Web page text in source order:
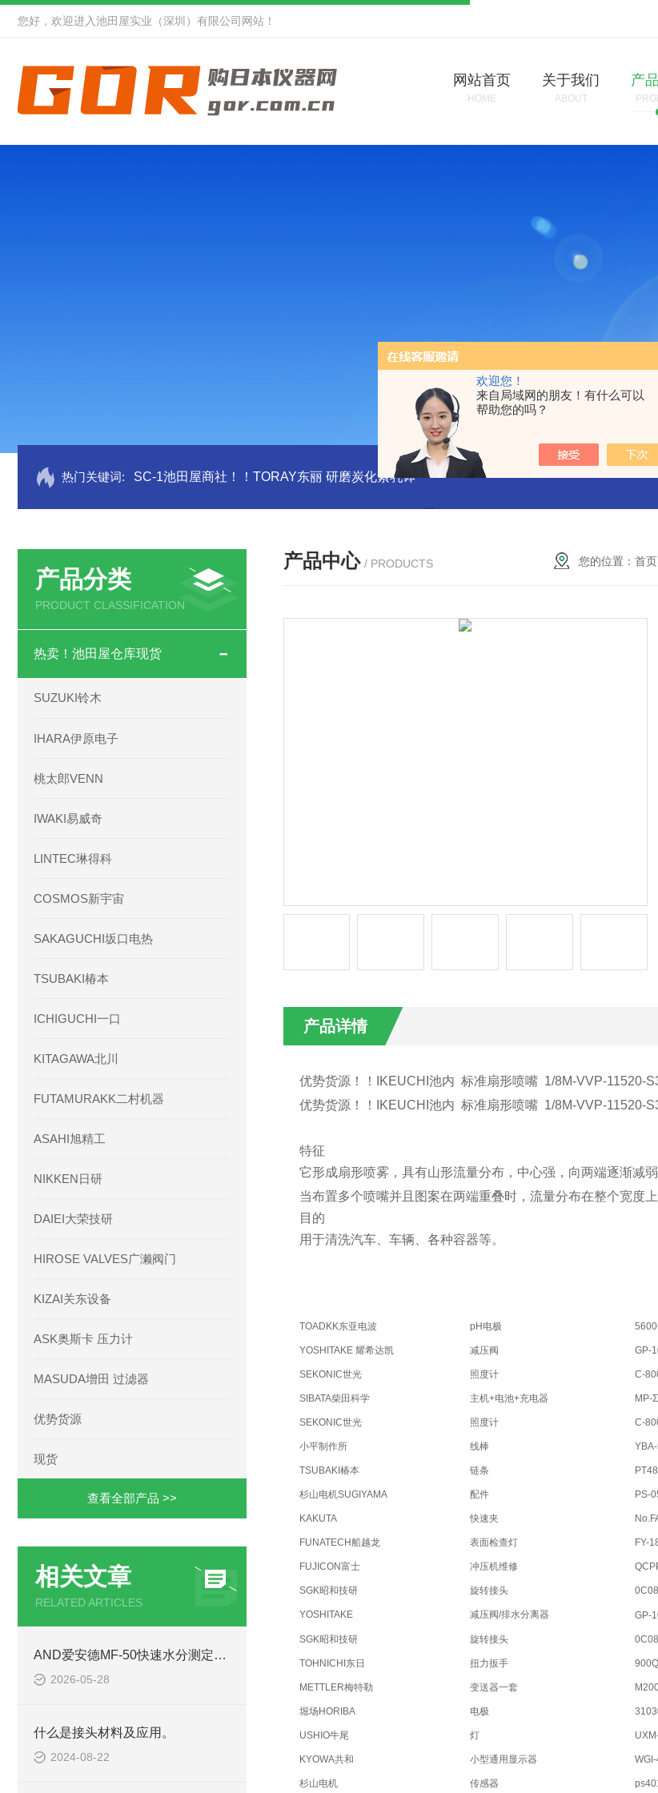
欢迎您！
来自局域网的朋友！有什么可以
帮助您的吗？
您好，欢迎进入池田屋实业（深圳）有限公司网站！
网站首页
HOME
关于我们
ABOUT
产
热门关键词: SC-1池田屋商社！！TORAY东丽 研磨炭化素乳钵 AGB-K-0.2-C01-H03池田屋！！TORAY
产品分类
PRODUCT CLASSIFICATION
热卖！池田屋仓库现货
SUZUKI铃木
IHARA伊原电子
桃太郎VENN
IWAKI易威奇
LINTEC琳得科
COSMOS新宇宙
SAKAGUCHI坂口电热
TSUBAKI椿本
ICHIGUCHI一口
KITAGAWA北川
FUTAMURAKK二村机器
ASAHI旭精工
NIKKEN日研
DAIEI大荣技研
HIROSE VALVES广濑阀门
KIZAI关东设备
ASK奥斯卡 压力计
MASUDA增田 过滤器
优势货源
现货
查看全部产品 >>
相关文章
RELATED ARTICLES
AND爱安德MF-50快速水分测定仪在饲料与食品行业的应用
2026-05-28
什么是接头材料及应用。
2024-08-22
产品中心 / PRODUCTS 您的位置：首页
产品详情
优势货源！！IKEUCHI池内 标准扇形喷嘴 1/8M-VVP-11520-
优势货源！！IKEUCHI池内 标准扇形喷嘴 1/8M-VVP-11520-
特征
它形成扇形喷雾，具有山形流量分布，中心强，向两端逐渐减弱
当布置多个喷嘴并且图案在两端重叠时，流量分布在整个宽度上
目的
用于清洗汽车、车辆、各种容器等。
TOADKK东亚电波 pH电极
YOSHITAKE 耀希达凯 减压阀 GP-
SEKONIC世光 照度计 C-
SIBATA柴田科学 主机+电池+充电器 MP-
SEKONIC世光 照度计 C-
小平制作所 线棒
TSUBAKI椿本 链条
杉山电机SUGIYAMA 配件 PS-
KAKUTA 快速夹
FUNATECH船越龙 表面检查灯 FY-
FUJICON富士 冲压机维修
SGK昭和技研 旋转接头
YOSHITAKE 减压阀/排水分离器 GP-
SGK昭和技研 旋转接头
TOHNICHI东日 扭力扳手
METTLER梅特勒 变送器一套
堀场HORIBA 电极
USHIO牛尾 灯
KYOWA共和 小型通用显示器
杉山电机 传感器